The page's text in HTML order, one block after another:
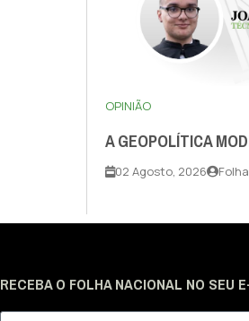
OPINIÃO
A GEOPOLÍTICA
02 Agosto, 2026
RECEBA O FOLHA NACIONAL NO SEU